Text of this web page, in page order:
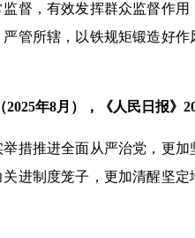
督，有效发挥群众监督作用
管所辖，以铁规矩锻造好作
年8月），《人民日报》
措推进全面从严治党，更加
进制度笼子，更加清醒坚定